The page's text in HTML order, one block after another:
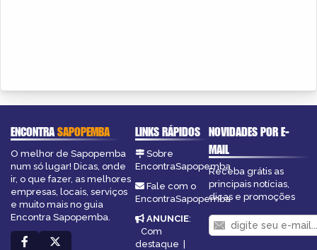
ENCONTRASAPOPEMBA
O melhor de Sapopemba
num só lugar! Dicas, onde
ir, o que fazer, as melhores
empresas, locais, serviços
e muito mais no guia
Encontra Sapopemba.
LINKS RÁPIDOS
Sobre
EncontraSapopemba
Fale com o
EncontraSapopemba
ANUNCIE:
Com
destaque |
NOVIDADES POR E-
MAIL
Receba grátis as
principais notícias,
dicas e promoções